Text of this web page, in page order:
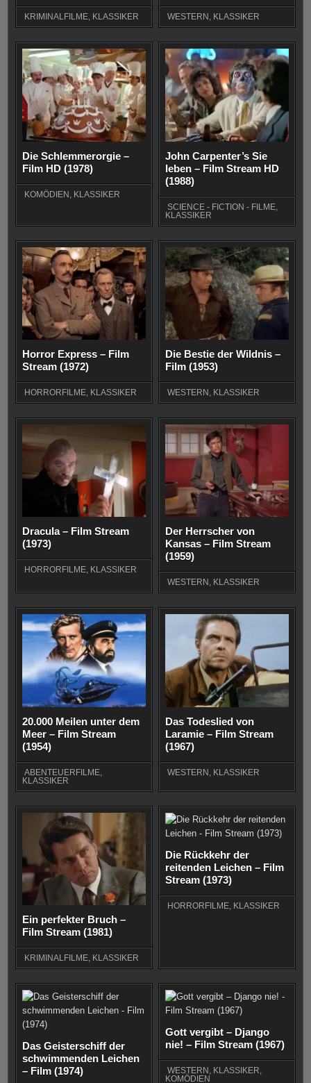
KRIMINALFILME, KLASSIKER WESTERN , KLASSIKER
Die Schlemmerorgie –
Film HD (1978)
KOMÖDIEN KLASSIKER
John Carpenter’s Sie
leben – Film Stream HD
(1988)
SCIENCE - FICTION - FILME
KLASSIKER
Horror Express – Film
Stream (1972)
HORRORFILME, KLASSIKER
Die Bestie der Wildnis –
Film (1953)
WESTERN , KLASSIKER
Dracula – Film Stream
(1973)
HORRORFILME, KLASSIKER
Der Herrscher von
Kansas – Film Stream
(1959)
WESTERN , KLASSIKER
20.000 Meilen unter dem
Meer – Film Stream
(1954)
ABENTEUERFILME
KLASSIKER
Das Todeslied von
Laramie – Film Stream
(1967)
WESTERN KLASSIKER
Ein perfekter Bruch –
Film Stream (1981)
KRIMINALFILME, KLASSIKER
Die Rückkehr der
reitenden Leichen – Film
Stream (1973)
HORRORFILME KLASSIKER
Das Geisterschiff der
schwimmenden Leichen
– Film (1974)
Gott vergibt – Django
nie! – Film Stream (1967)
WESTERN , KLASSIKER,
KOMÖDIEN